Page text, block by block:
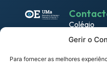
Gerir o
Para fornecer as melhores
Colégio
dos
Rua dos